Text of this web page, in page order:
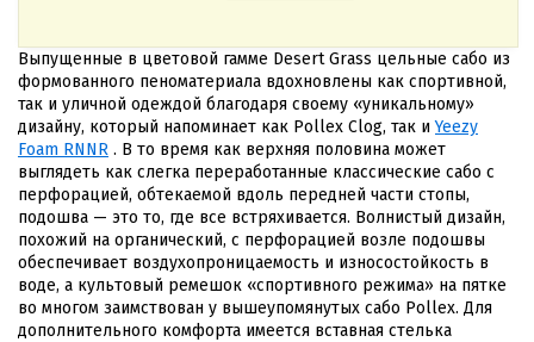
Выпущенные в цветовой гамме Desert Grass цельные сабо из
формованного пеноматериала вдохновлены как спортивной,
так и уличной одеждой благодаря своему «уникальному»
дизайну, который напоминает как Pollex Clog, так иYeezy
Foam RNNR . В то время как верхняя половина может
выглядеть как слегка переработанные классические сабо с
перфорацией, обтекаемой вдоль передней части стопы,
подошва — это то, где все встряхивается. Волнистый дизайн,
похожий на органический, с перфорацией возле подошвы
обеспечивает воздухопроницаемость и износостойкость в
воде, а культовый ремешок «спортивного режима» на пятке
во многом заимствован у вышеупомянутых сабо Pollex. Для
дополнительного комфорта имеется вставная стелька